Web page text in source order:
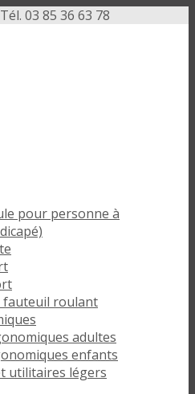
03 85 36 63 78
pour personne à
fauteuil roulant
adultes
enfants
utilitaires légers